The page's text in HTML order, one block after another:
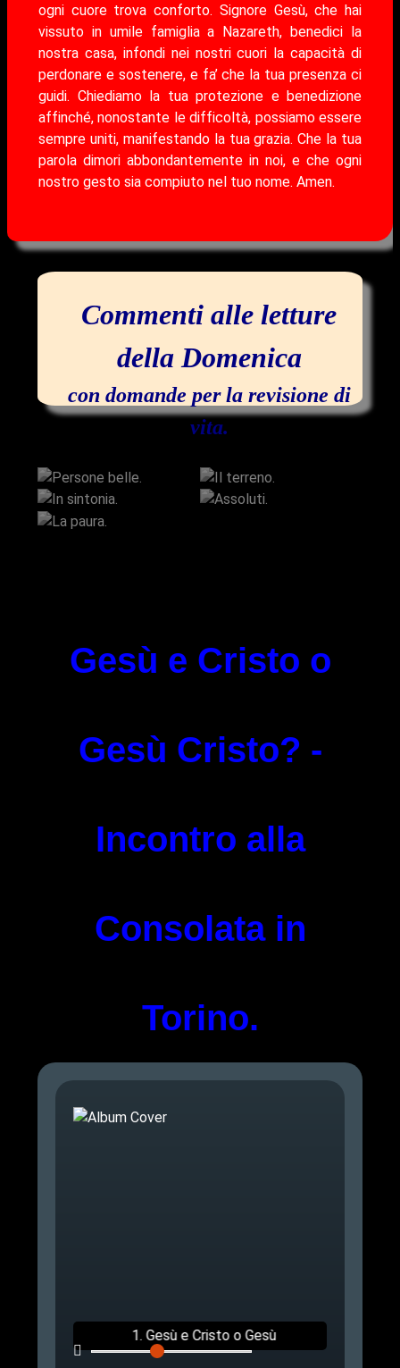
ogni cuore trova conforto. Signore Gesù, che hai
vissuto in umile famiglia a Nazareth, benedici la
nostra casa, infondi nei nostri cuori la capacità di
perdonare e sostenere, e fa’ che la tua presenza ci
guidi. Chiediamo la tua protezione e benedizione
affinché, nonostante le difficoltà, possiamo essere
sempre uniti, manifestando la tua grazia. Che la tua
parola dimori abbondantemente in noi, e che ogni
nostro gesto sia compiuto nel tuo nome. Amen.
Commenti alle letture
della Domenica
con domande per la revisione di
vita.
In sintonia.
Assoluti.
La paura.
Gesù e Cristo o
Gesù Cristo? -
Incontro alla
Consolata in
Torino.
1. Gesù e Cristo o Gesù
Cristo? - Incontro alla